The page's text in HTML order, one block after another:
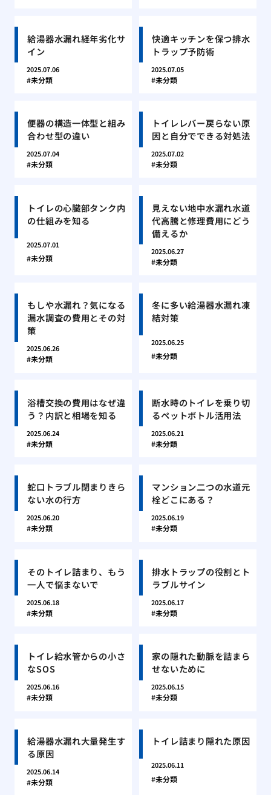
給湯器水漏れ経年劣化サ
イン
2025.07.06
未分類
快適キッチンを保つ排水
トラップ予防術
2025.07.05
未分類
便器の構造一体型と組み
合わせ型の違い
2025.07.04
未分類
トイレレバー戻らない原
因と自分でできる対処法
2025.07.02
未分類
トイレの心臓部タンク内
の仕組みを知る
2025.07.01
未分類
見えない地中水漏れ水道
代高騰と修理費用にどう
備えるか
2025.06.27
未分類
もしや水漏れ？気になる
漏水調査の費用とその対
策
2025.06.26
未分類
冬に多い給湯器水漏れ凍
結対策
2025.06.25
未分類
浴槽交換の費用はなぜ違
う？内訳と相場を知る
2025.06.24
未分類
断水時のトイレを乗り切
るペットボトル活用法
2025.06.21
未分類
蛇口トラブル閉まりきら
ない水の行方
2025.06.20
未分類
マンション二つの水道元
栓どこにある？
2025.06.19
未分類
そのトイレ詰まり、もう
一人で悩まないで
2025.06.18
未分類
排水トラップの役割とト
ラブルサイン
2025.06.17
未分類
トイレ給水管からの小さ
なSOS
2025.06.16
未分類
家の隠れた動脈を詰まら
せないために
2025.06.15
未分類
給湯器水漏れ大量発生す
る原因
2025.06.14
未分類
トイレ詰まり隠れた原因
2025.06.11
未分類